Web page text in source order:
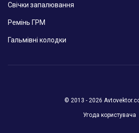
Свічки запалювання
Ремінь ГРМ
Гальмівні колодки
© 2013 - 2026
Угода користувача